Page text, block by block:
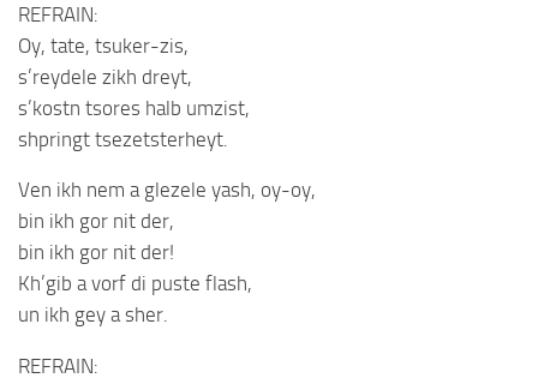
REFRAIN:
Oy, tate, tsuker-zis,
s’reydele zikh dreyt,
s’kostn tsores halb umzist,
shpringt tsezetsterheyt.
Ven ikh nem a glezele yash, oy-oy,
bin ikh gor nit der,
bin ikh gor nit der!
Kh’gib a vorf di puste flash,
un ikh gey a sher.
REFRAIN: